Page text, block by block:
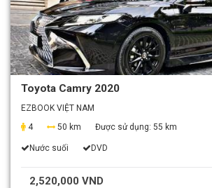
Toyota Camry 2020
EZBOOK VIỆT NAM
4
50 km Được sử dụng: 55 km
Nước suối DVD
2,520,000 VND